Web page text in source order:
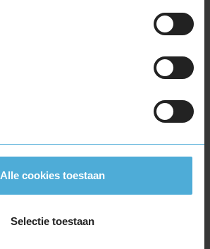
Alle cookies toestaan
Selectie toestaan